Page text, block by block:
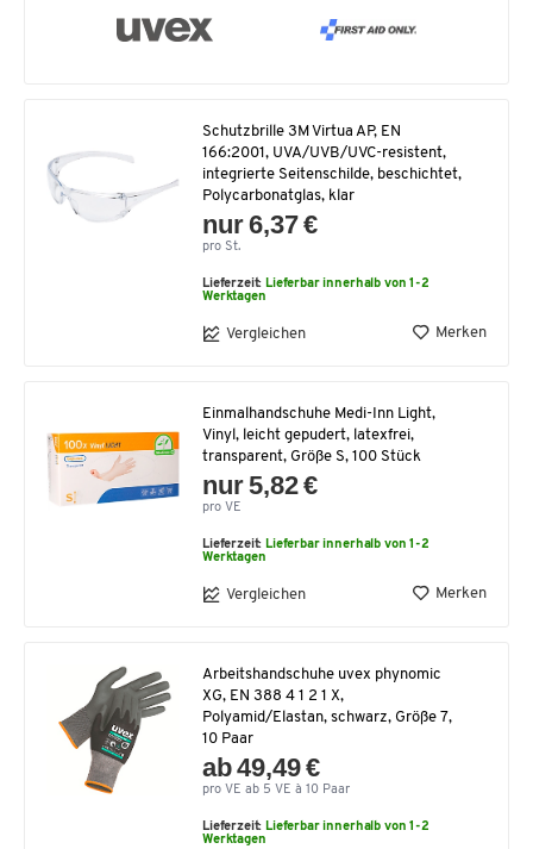
Schutzbrille 3M Virtua AP, EN
166:2001, UVA/UVB/UVC-resistent,
integrierte Seitenschilde, beschichtet,
Polycarbonatglas, klar
nur 6,37 €
pro St.
Lieferzeit:Lieferbar innerhalb von 1-2
Werktagen
Vergleichen Merken
Einmalhandschuhe Medi-Inn Light,
Vinyl, leicht gepudert, latexfrei,
transparent, Größe S, 100 Stück
nur 5,82 €
pro VE
Lieferzeit:Lieferbar innerhalb von 1-2
Werktagen
Vergleichen Merken
Arbeitshandschuhe uvex phynomic
XG, EN 388 4 1 2 1 X,
Polyamid/Elastan, schwarz, Größe 7,
10 Paar
ab 49,49 €
pro VE ab 5 VE à 10 Paar
Lieferzeit:Lieferbar innerhalb von 1-2
Werktagen